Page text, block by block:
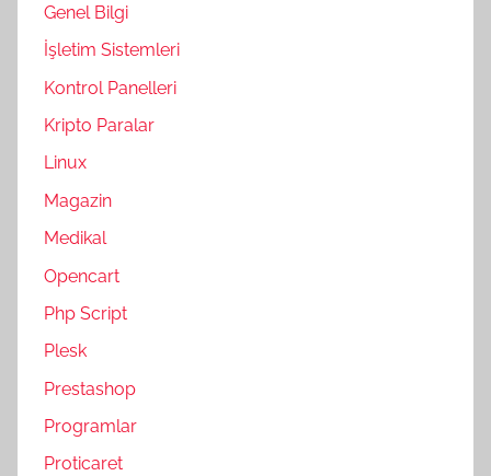
Genel Bilgi
İşletim Sistemleri
Kontrol Panelleri
Kripto Paralar
Linux
Magazin
Medikal
Opencart
Php Script
Plesk
Prestashop
Programlar
Proticaret